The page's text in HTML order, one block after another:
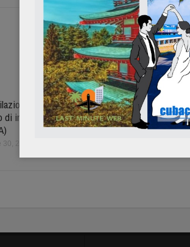
del dviajero e
di ingresso Cuba
30, 2024
Hotel Cayo Coco – Hotel
Cayo Santa Maria – Hotel
Cayo Guillermo